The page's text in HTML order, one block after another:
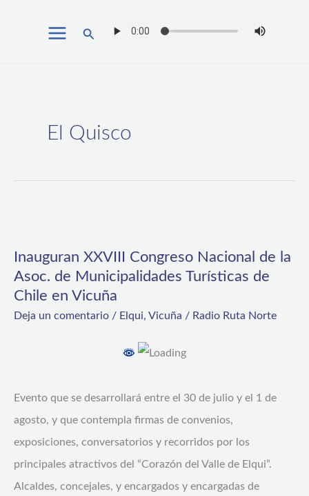
Buscar
El Quisco
Inauguran XXVIII Congreso Nacional de la
Asoc. de Municipalidades Turísticas de
Chile en Vicuña
Deja un comentario / Elqui, Vicuña / Radio Ruta Norte
Evento que se desarrollará entre el 30 de julio y el 1 de
agosto, y que contempla firmas de convenios,
exposiciones, conversatorios y recorridos por los
principales atractivos del “Corazón del Valle de Elqui”.
Alcaldes, concejales, y encargados y encargadas de
Congreso
Municipalidades
Turísticas
de
Chile
en